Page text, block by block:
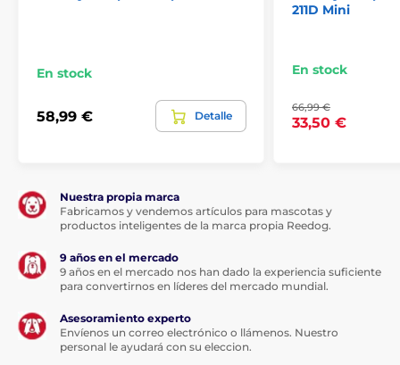
En stock
58,99 € Detalle
211D Mini
En stock
66,99 €
33,50 €
Nuestra propia marca
Fabricamos y vendemos artículos para mascotas y
productos inteligentes de la marca propia Reedog.
9 años en el mercado
9 años en el mercado nos han dado la experiencia suficiente
para convertirnos en líderes del mercado mundial.
Asesoramiento experto
Envíenos un correo electrónico o llámenos. Nuestro
personal le ayudará con su eleccion.